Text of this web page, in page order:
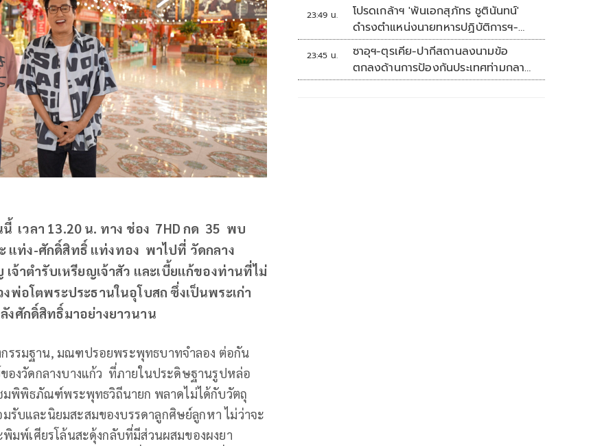
เวลา 13.20 น. ทาง ช่อง 7HD กด 35 พบ
แท่ง-ศักดิ์สิทธิ์ แท่งทอง พาไปที่ วัดกลาง
าตำรับเหรียญเจ้าสัว และเบี้ยแก้ของท่านที่ไม่
อโตพระประธานในอุโบสถ ซึ่งเป็นพระเก่า
งศักดิ์สิทธิ์มาอย่างยาวนาน
รรมฐาน, มณฑปรอยพระพุทธบาทจำลอง ต่อกัน
งวัดกลางบางแก้ว ที่ภายในประดิษฐานรูปหล่อ
มพิพิธภัณฑ์พระพุทธวิถีนายก พลาดไม่ได้กับวัตถุ
บและนิยมสะสมของบรรดาลูกศิษย์ลูกหา ไม่ว่าจะ
มพ์เศียรโล้นสะดุ้งกลับที่มีส่วนผสมของผงยา
23:49 น.
โปรดเกล้าฯ 'พันเอกสุภัทร ชูตินันทน์'
ดำรงตำแหน่งนายทหารปฏิบัติการฯ-
พระราชทานยศ 'พลตรี'
23:45 น.
ซาอุฯ-ตุรเคีย-ปากีสถานลงนามข้อ
ตกลงด้านการป้องกันประเทศท่ามกลาง
สงครามในภูมิภาค